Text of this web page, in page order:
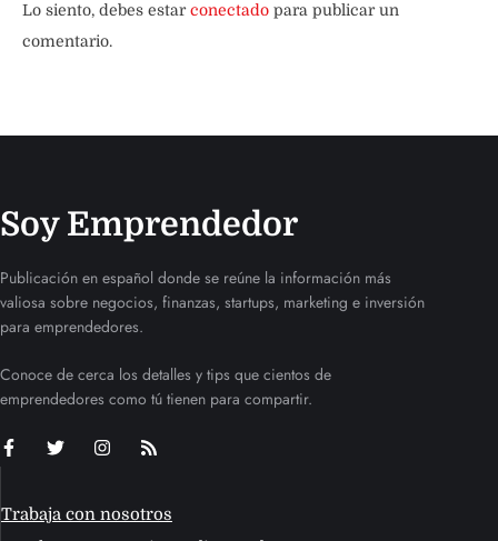
Lo siento, debes estarconectado para publicar un
comentario.
Soy Emprendedor
Publicación en español donde se reúne la información más
valiosa sobre negocios, finanzas, startups, marketing e inversión
para emprendedores.
Conoce de cerca los detalles y tips que cientos de
emprendedores como tú tienen para compartir.
Trabaja con nosotros